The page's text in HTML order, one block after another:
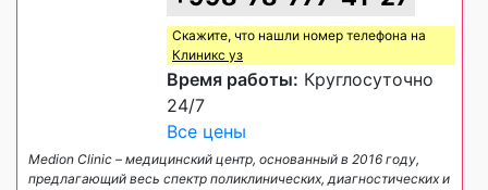
Скажите, что нашли номер телефона на
Клиникс уз
Время работы: Круглосуточно
24/7
Все цены
Medion Сlinic – медицинский центр, основанный в 2016 году,
предлагающий весь спектр поликлинических, диагностических и